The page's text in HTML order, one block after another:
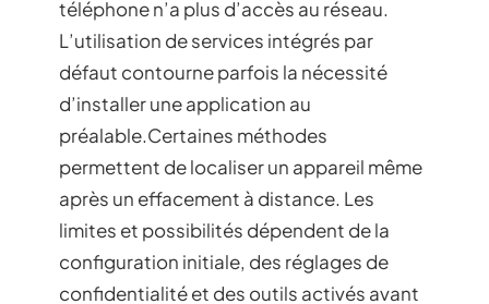
téléphone n’a plus d’accès au réseau.
L’utilisation de services intégrés par
défaut contourne parfois la nécessité
d’installer une application au
préalable.Certaines méthodes
permettent de localiser un appareil même
après un effacement à distance. Les
limites et possibilités dépendent de la
configuration initiale, des réglages de
confidentialité et des outils activés avant